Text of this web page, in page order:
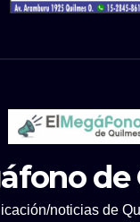
de
noticias de